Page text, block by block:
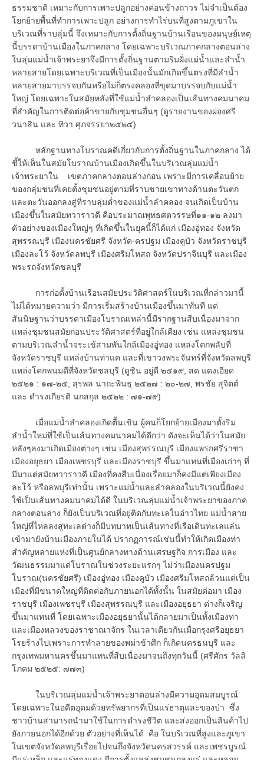
ธรรมชาติ เหมาะกับการเพาะปลูกอย่างค่อนข้างถาวร ไม่จำเป็นต้อง
โยกย้ายพื้นที่ทำการเพาะปลูก อย่างการทำไร่บนที่สูงตามภูเขาใน
บริเวณที่ราบลุ่มนี้ จึงเหมาะกับการตั้งถิ่นฐานบ้านเรือนของมนุษย์เหตุ
นี้บรรดาบ้านเมืองในภาคกลาง โดยเฉพาะบริเวณภาคกลางตอนล่าง
ในลุ่มแม่น้ำเจ้าพระยาจึงมีการตั้งถิ่นฐานตามริมฝั่งแม่น้ำและลำน้ำ
หลายสายโดยเฉพาะบริเวณที่เป็นเมืองนั้นมักเกิดขึ้นตรงที่มีลำน้ำ
หลายสายมาบรรจบกันหรือไม่ก็ตรงคลองที่ขุดมาบรรจบกับแม่น้ำ
ใหญ่ โดยเฉพาะในสมัยหลังที่ใช้แม่น้ำลำคลองเป็นเส้นทางคมนาคม
ที่สำคัญในการติดต่อค้าขายกับชุมชนอื่นๆ (ดูรายงานของผ่องศรี
วนาสิน และ ทิวา ศุภจรรยา๒๕๒๔)
หลักฐานทางโบราณคดีเกี่ยวกับการตั้งถิ่นฐานในภาคกลาง ได้
ชี้ให้เห็นในสมัยโบราณบ้านเมืองเกิดขึ้นในบริเวณลุ่มแม่น้ำ
เจ้าพระยาใน เขตภาคกลางตอนล่างก่อน เพราะมีการเคลื่อนย้าย
ของกลุ่มชนที่เคยตั้งชุมชนอยู่ตามที่ราบชายเขาทางด้านตะวันตก
และตะวันออกลงสู่ที่ราบลุ่มต่ำของแม่น้ำลำคลอง จนเกิดเป็นบ้าน
เมืองขึ้นในสมัยทวาราวดี คือประมาณพุทธศตวรรษที่๑๑-๑๒ ลงมา
ตัวอย่างของเมืองใหญ่ๆ ที่เกิดขึ้นในยุคนี้ก็ได้แก่ เมืองอู่ทอง จังหวัด
สุพรรณบุรี เมืองนครชัยศรี จังหวัด-ครปฐม เมืองคูบัว จังหวัดราชบุรี
เมืองละโว้ จังหวัดลพบุรี เมืองศรีมโหสถ จังหวัดปราจีนบุรี และเมือง
พระรถจังหวัดชลบุรี
การก่อตั้งบ้านเรือนสมัยประวัติศาสตร์ในบริเวณที่กล่าวมานี้
ไม่ได้หมายความว่า มีการเริ่มสร้างบ้านเมืองขึ้นมาทันที แต่
สันนิษฐานว่าบรรดาเมืองโบราณเหล่านี้มีรากฐานสืบเนื่องมาจาก
แหล่งชุมชนสมัยก่อนประวัติศาสตร์ที่อยู่ใกล้เคียง เช่น แหล่งชุมชน
ตามบริเวณลำน้ำจระเข้สามพันใกล้เมืองอู่ทอง แหล่งโคกพลับที่
จังหวัดราชบุรี แหล่งบ้านท่าแค และที่เขาวงพระจันทร์ที่จังหวัดลพบุรี
แหล่งโคกพนมดีที่จังหวัดชลบุรี (ดูชิน อยู่ดี ๒๕๑๙, สด แดงเอียด
๒๕๒๑ : ๑๗-๒๕, สุรพล นาถะพินธุ ๒๕๒๗ : ๒๐-๒๗, พรชัย สุจิตต์
และ ดำรงเกียรติ นกสกุล ๒๕๒๒ : ๗๑-๗๙)
เมื่อแม่น้ำลำคลองเกิดตื้นเขิน ผู้คนก็โยกย้ายเมืองมาตั้งริม
ลำน้ำใหม่ที่ใช้เป็นเส้นทางคมนาคมได้ดีกว่า ดังจะเห็นได้ว่าในสมัย
หลังๆลงมาเกิดเมืองต่างๆ เช่น เมืองสุพรรณบุรี เมืองแพรกศรีราชา
เมืองอยุธยา เมืองเพชรบุรี และเมืองราชบุรี ขึ้นมาแทนที่เมืองเก่าๆ ที่
มีมาแต่สมัยทวาราวดี เมืองที่คงสืบเนื่องเรื่อยมาก็คงมีแต่เพียงเมือง
ละโว้ หรือลพบุรีเท่านั้น เพราะแม่น้ำและลำคลองในบริเวณนี้ยังคง
ใช้เป็นเส้นทางคมนาคมได้ดี ในบริเวณลุ่มแม่น้ำเจ้าพระยาของภาค
กลางตอนล่าง ก็ยังเป็นบริเวณที่อยู่ติดกับทะเลในอ่าวไทย แม่น้ำสาย
ใหญ่ที่ไหลลงสู่ทะเลต่างก็มีบทบาทเป็นเส้นทางที่เรือเดินทะเลแล่น
เข้ามายังบ้านเมืองภายในได้ ปรากฏการณ์เช่นนี้ทำให้เกิดเมืองท่า
สำคัญหลายแห่งที่เป็นศูนย์กลางทางด้านเศรษฐกิจ การเมือง และ
วัฒนธรรมมาแต่โบราณในช่วงระยะแรกๆ ไม่ว่าเมืองนครปฐม
โบราณ(นครชัยศรี) เมืองอู่ทอง เมืองคูบัว เมืองศรีมโหสถล้วนแต่เป็น
เมืองที่มีขนาดใหญ่ที่ติดต่อกับภายนอกได้ทั้งนั้น ในสมัยต่อมา เมือง
ราชบุรี เมืองเพชรบุรี เมืองสุพรรณบุรี และเมืองอยุธยา ต่างก็เจริญ
ขึ้นมาแทนที่ โดยเฉพาะเมืองอยุธยานั้นได้กลายมาเป็นทั้งเมืองท่า
และเมืองหลวงของราชาณาจักร ในเวลาเดียวกันเมื่อกรุงศรีอยุธยา
โรยร้างไปเพราะการทำลายของพม่าข้าศึก ก็เกิดนครธนบุรี และ
กรุงเทพมหานครขึ้นมาแทนที่สืบเนื่องมาจนถึงทุกวันนี้ (ศรีศักร วัลลิ
โภดม ๒๕๒๕: ๗๗๓)
ในบริเวณลุ่มแม่น้ำเจ้าพระยาตอนล่างมีความอุดมสมบูรณ์
โดยเฉพาะในอดีตอุดมด้วยทรัพยากรที่เป็นแร่ธาตุและของป่า ซึ่ง
ชาวบ้านสามารถนำมาใช้ในการดำรงชีวิต และส่งออกเป็นสินค้าไป
ยังภายนอกได้อีกด้วย ตัวอย่างที่เห็นได้ คือ ในบริเวณที่สูงและภูเขา
ในเขตจังหวัดลพบุรีเรื่อยไปจนถึงจังหวัดนครสวรรค์ และเพชรบูรณ์